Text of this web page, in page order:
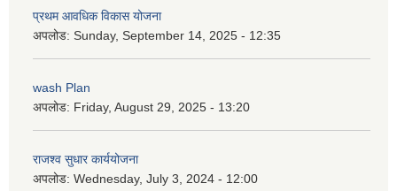
प्रथम आवधिक विकास योजना
अपलोड: Sunday, September 14, 2025 - 12:35
wash Plan
अपलोड: Friday, August 29, 2025 - 13:20
राजश्व सुधार कार्ययोजना
अपलोड: Wednesday, July 3, 2024 - 12:00